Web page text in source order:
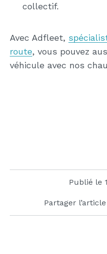
collectif.
Avec Adfleet,
route, vous pouvez
véhicule avec nos
Publié le
Partager